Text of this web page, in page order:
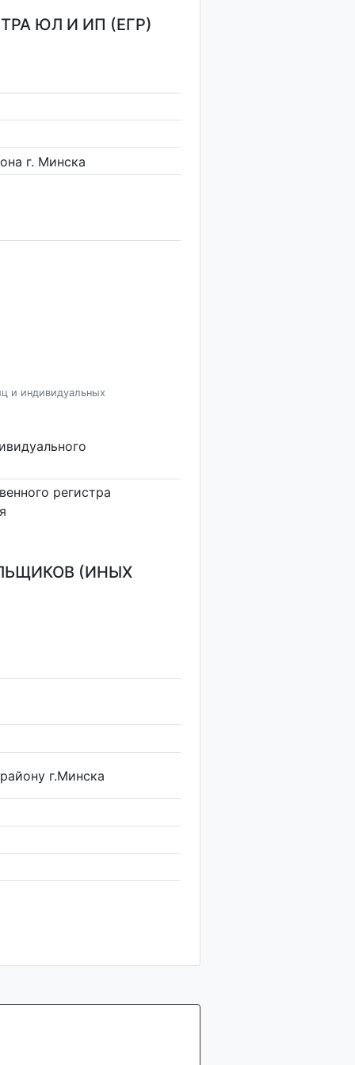
ЮЛ И ИП (ЕГР)
г. Минска
и индивидуальных
регистра
(ИНЫХ
г.Минска